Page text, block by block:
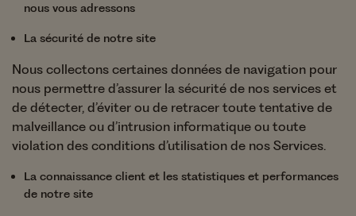
nous vous adressons
La sécurité de notre site
Nous collectons certaines données de navigation pour
nous permettre d’assurer la sécurité de nos services et
de détecter, d’éviter ou de retracer toute tentative de
malveillance ou d’intrusion informatique ou toute
violation des conditions d’utilisation de nos Services.
La connaissance client et les statistiques et performances
de notre site